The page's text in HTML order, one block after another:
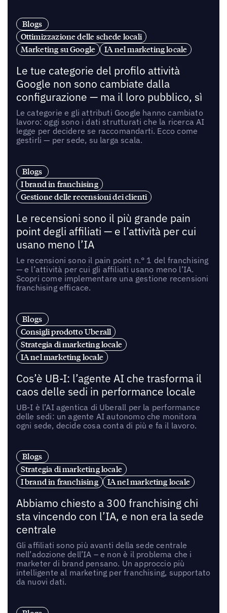
Blogs
Ottimizzazione delle schede locali
Marketing su Google
IA nel marketing locale
Le tue categorie del profilo attività
Google non sono cambiate dalla
configurazione — ma il loro pubblico, sì
Le categorie e gli attributi Google hanno cambiato
lavoro: oggi sono i dati strutturati che la ricerca AI
legge per decidere se raccomandarti. Ecco come
gestirli — per sede, su larga scala.
Blogs
I brand in franchising
Gestione delle recensioni dei clienti
Le recensioni sono il più grande pain
point degli affiliati — e l’attività per cui
usano meno l’IA
Le recensioni sono il pain point n.° 1 del franchising
— e l’attività per cui gli affiliati usano meno l’IA.
Scopri come implementare una gestione recensioni
franchising efficace.
Blogs
Consigli prodotto Uberall
Strategia di marketing locale
IA nel marketing locale
Cos’è UB-I: l’agente AI che trasforma il
caos delle sedi in performance locale
UB-I è l’AI agentica di Uberall per la performance
delle sedi: un agente AI autonomo che monitora
ogni sede, decide cosa conta di più e fa il lavoro.
Blogs
Strategia di marketing locale
I brand in franchising
IA nel marketing locale
Abbiamo chiesto a 300 franchising chi
sta vincendo con l’IA, e non era la sede
centrale
Gli affiliati sono più avanti della sede centrale
nell’adozione dell’IA – e non è il problema che i
marketer di brand pensano. Un approccio più
intelligente al marketing per franchising, supportato
da nuovi dati.